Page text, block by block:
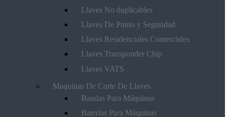
Llaves No duplicables
Llaves De Punto y Seguridad
Llaves Residenciales Comerciales
Llaves Transponder Chip
Llaves VATS
Maquinas De Corte De Llaves
Bandas Para Máquinas
Baterías Para Máquinas